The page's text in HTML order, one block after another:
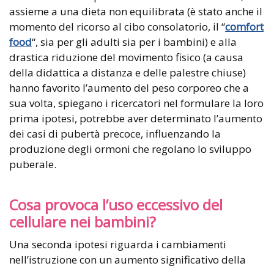
assieme a una dieta non equilibrata (è stato anche il
momento del ricorso al cibo consolatorio, il “comfort
food“, sia per gli adulti sia per i bambini) e alla
drastica riduzione del movimento fisico (a causa
della didattica a distanza e delle palestre chiuse)
hanno favorito l’aumento del peso corporeo che a
sua volta, spiegano i ricercatori nel formulare la loro
prima ipotesi, potrebbe aver determinato l’aumento
dei casi di pubertà precoce, influenzando la
produzione degli ormoni che regolano lo sviluppo
puberale.
Cosa provoca l’uso eccessivo del
cellulare nei bambini?
Una seconda ipotesi riguarda i cambiamenti
nell’istruzione con un aumento significativo della